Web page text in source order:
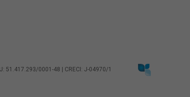
51.417.293/0001-48 | CRECI: J-04970/1